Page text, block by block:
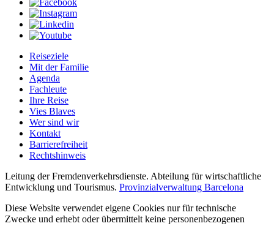
Reiseziele
Mit der Familie
Agenda
Fachleute
Ihre Reise
Vies Blaves
Wer sind wir
Kontakt
Barrierefreiheit
Rechtshinweis
Leitung der Fremdenverkehrsdienste. Abteilung für wirtschaftliche
Entwicklung und Tourismus. Provinzialverwaltung Barcelona
Diese Website verwendet eigene Cookies nur für technische
Zwecke und erhebt oder übermittelt keine personenbezogenen